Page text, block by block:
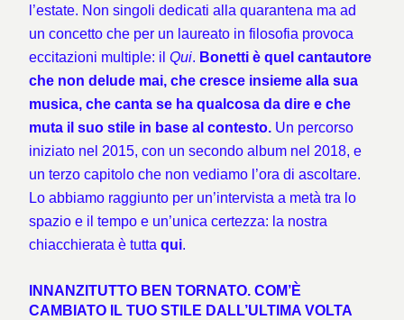
l’estate. Non singoli dedicati alla quarantena ma ad
un concetto che per un laureato in filosofia provoca
eccitazioni multiple: il Qui. Bonetti è quel cantautore
che non delude mai, che cresce insieme alla sua
musica, che canta se ha qualcosa da dire e che
muta il suo stile in base al contesto. Un percorso
iniziato nel 2015, con un secondo album nel 2018, e
un terzo capitolo che non vediamo l’ora di ascoltare.
Lo abbiamo raggiunto per un’intervista a metà tra lo
spazio e il tempo e un’unica certezza: la nostra
chiacchierata è tutta qui.
INNANZITUTTO BEN TORNATO. COM’È
CAMBIATO IL TUO STILE DALL’ULTIMA VOLTA